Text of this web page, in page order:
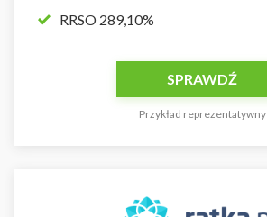
RRSO 289,10%
SPRAWDŹ
Przykład reprezentatywny